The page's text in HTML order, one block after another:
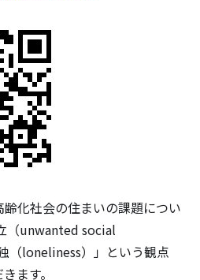
化社会の住まいの課題につい
（unwanted social
（loneliness）」という観点
ます。